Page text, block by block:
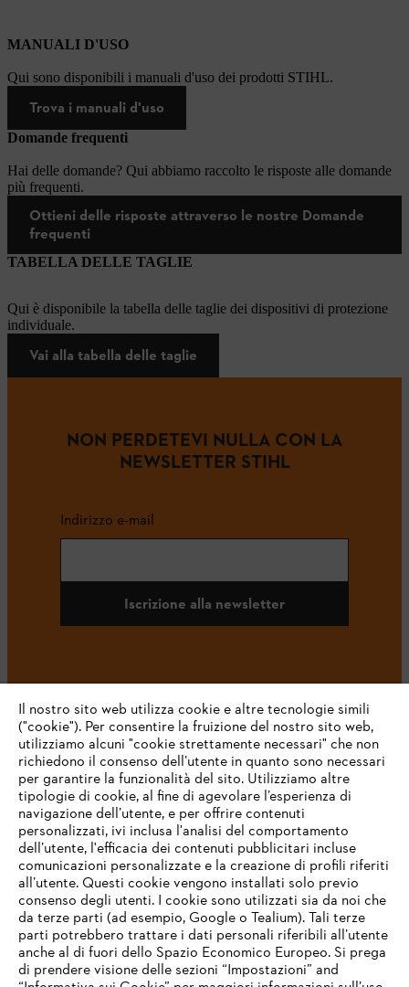
MANUALI D'USO
Qui sono disponibili i manuali d'uso dei prodotti STIHL.
Trova i manuali d'uso
Domande frequenti
Hai delle domande? Qui abbiamo raccolto le risposte alle domande
più frequenti.
Ottieni delle risposte attraverso le nostre Domande
frequenti
TABELLA DELLE TAGLIE
Qui è disponibile la tabella delle taglie dei dispositivi di protezione
individuale.
Vai alla tabella delle taglie
NON PERDETEVI NULLA CON LA
NEWSLETTER STIHL
Indirizzo e-mail
Iscrizione alla newsletter
L’azienda
STIHL FAQ
Il nostro sito web utilizza cookie e altre tecnologie simili
("cookie"). Per consentire la fruizione del nostro sito web,
utilizziamo alcuni "cookie strettamente necessari" che non
richiedono il consenso dell’utente in quanto sono necessari
per garantire la funzionalità del sito. Utilizziamo altre
tipologie di cookie, al fine di agevolare l’esperienza di
navigazione dell’utente, e per offrire contenuti
personalizzati, ivi inclusa l'analisi del comportamento
dell’utente, l'efficacia dei contenuti pubblicitari incluse
comunicazioni personalizzate e la creazione di profili riferiti
all’utente. Questi cookie vengono installati solo previo
consenso degli utenti. I cookie sono utilizzati sia da noi che
da terze parti (ad esempio, Google o Tealium). Tali terze
parti potrebbero trattare i dati personali riferibili all’utente
anche al di fuori dello Spazio Economico Europeo. Si prega
di prendere visione delle sezioni “Impostazioni” and